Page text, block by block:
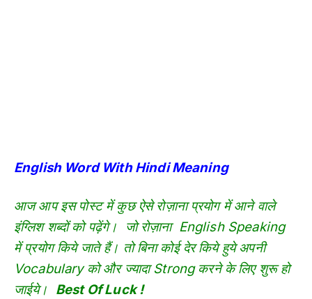
English Word With Hindi Meaning
आज आप इस पोस्ट में कुछ ऐसे रोज़ाना प्रयोग में आने वाले
इंग्लिश शब्दों को पढ़ेंगे। जो रोज़ाना English Speaking
में प्रयोग किये जाते हैं। तो बिना कोई देर किये हुये अपनी
Vocabulary को और ज्यादा Strong करने के लिए शुरू हो
जाईये। Best Of Luck !